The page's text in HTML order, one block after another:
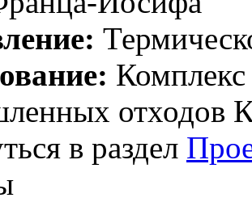
Комплекс
отходов
в раздел